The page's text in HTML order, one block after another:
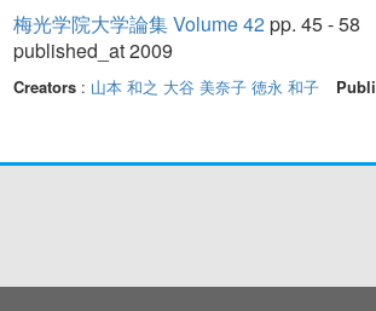
梅光学院大学論集 Volume 42pp. 45 - 58
published_at 2009
Creators: 山本 和之 大谷 美奈子 徳永 和子